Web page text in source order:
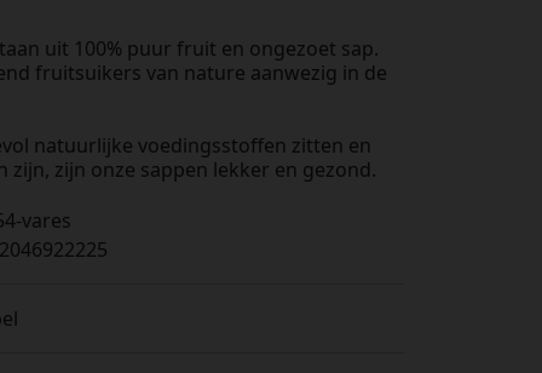
uit 100% puur fruit en ongezoet sap.
fruitsuikers van nature aanwezig in de
natuurlijke voedingsstoffen zitten en
zijn, zijn onze sappen lekker en gezond.
vares